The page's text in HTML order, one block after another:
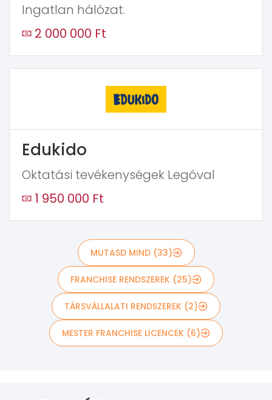
Ingatlan hálózat.
2 000 000 Ft
Edukido
Oktatási tevékenységek Legóval
1 950 000 Ft
MUTASD MIND (33)
FRANCHISE RENDSZEREK (25)
TÁRSVÁLLALATI RENDSZEREK (2)
MESTER FRANCHISE LICENCEK (6)